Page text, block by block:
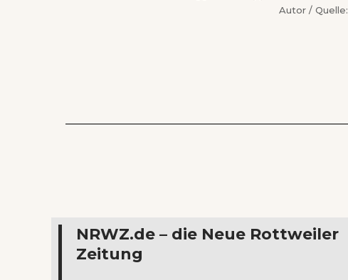
Autor / Quelle:
NRWZ.de – die Neue Rottweiler
Zeitung